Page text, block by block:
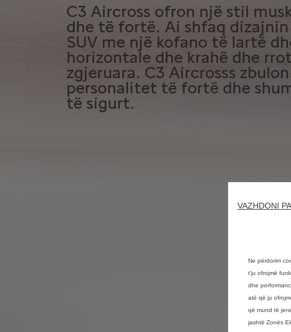
C3 Aircross ofron një stil
dhe të fortë. Ai shfaq
SUV me një kofano të lartë
horizontale dhe krahë dhe
zgjeruara. C3 Aircrosss
personalitet të fortë dhe
të sigurt.
VAZHDONI
Ne përdorim
t'ju ofrojmë
dhe
atë që ju
që mund të
jashtë Zonës